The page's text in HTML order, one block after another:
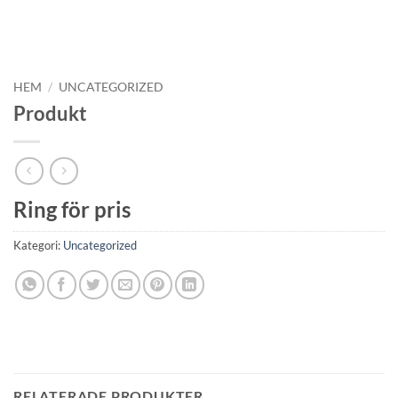
HEM / UNCATEGORIZED
Produkt
Ring för pris
Kategori: Uncategorized